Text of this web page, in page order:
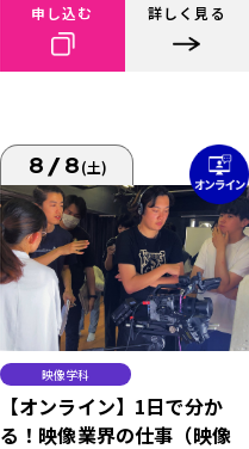
申し込む 詳しく見る
8/8(土)
映像学科
【オンライン】1日で分か
る！映像業界の仕事（映像